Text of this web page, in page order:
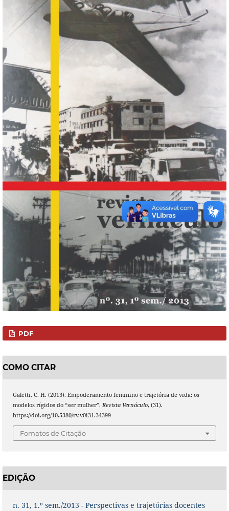
PDF
COMO CITAR
Galetti, C. H. (2013). Empoderamento feminino e trajetória de vida: os
modelos rígidos do “ser mulher”. Revista Vernáculo, (31).
https://doi.org/10.5380/rv.v0i31.34399
Fomatos de Citação
EDIÇÃO
n. 31, 1.º sem./2013 - Perspectivas e trajetórias docentes